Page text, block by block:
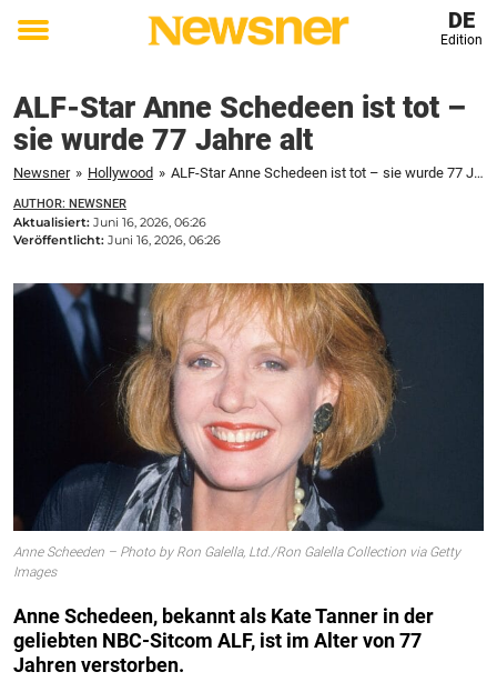
Toggle
DE
Edition
ALF-Star Anne Schedeen ist tot –
sie wurde 77 Jahre alt
Newsner » Hollywood » ALF-Star Anne Schedeen ist tot – sie wurde 77 Jahre alt
AUTHOR: NEWSNER
Aktualisiert: Juni 16, 2026, 06:26
Veröffentlicht: Juni 16, 2026, 06:26
Anne Scheeden – Photo by Ron Galella, Ltd./Ron Galella Collection via Getty
Images
Anne Schedeen, bekannt als Kate Tanner in der
geliebten NBC-Sitcom ALF, ist im Alter von 77
Jahren verstorben.